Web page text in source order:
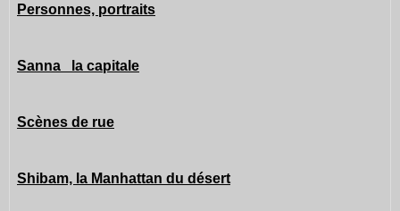
Personnes, portraits
Sanna la capitale
Scènes de rue
Shibam, la Manhattan du désert